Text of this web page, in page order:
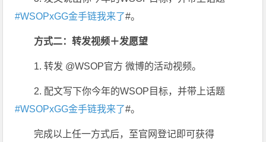
#WSOPxGG金手链我来了#。
方式二：转发视频＋发愿望
1. 转发 @WSOP官方 微博的活动视频。
2. 配文写下你今年的WSOP目标，并带上话题
#WSOPxGG金手链我来了#。
完成以上任一方式后，至官网登记即可获得